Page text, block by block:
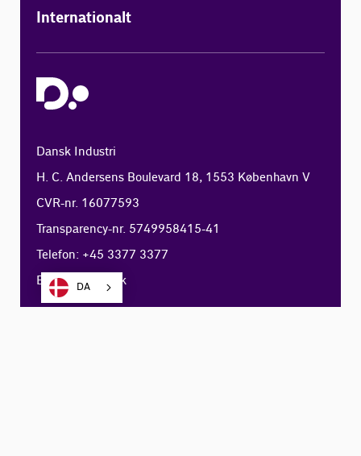
Internationalt
Dansk Industri
H. C. Andersens Boulevard 18, 1553 København V
CVR-nr. 16077593
Transparency-nr. 5749958415-41
Telefon: +45 3377 3377
E-mail:di@di.dk
DA